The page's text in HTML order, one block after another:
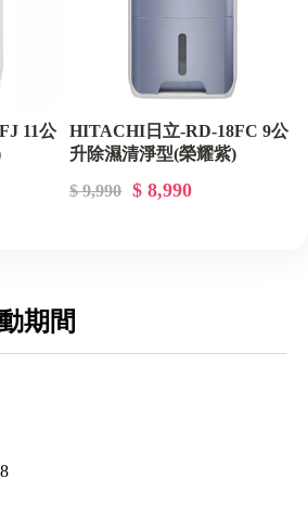
11公
HITACHI日立-RD-18FC 9公
升除濕清淨型(榮耀紫)
$ 9,990
$ 8,990
期間